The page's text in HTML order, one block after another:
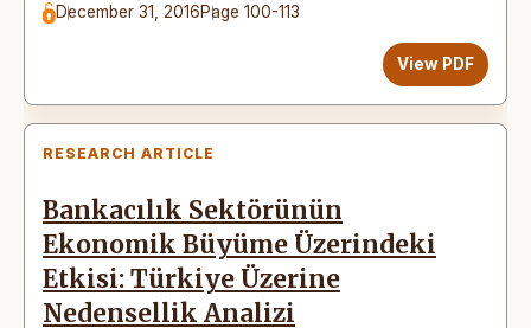
December 31, 2016Page 100-113
View PDF
RESEARCH ARTICLE
Bankacılık Sektörünün
Ekonomik Büyüme Üzerindeki
Etkisi: Türkiye Üzerine
Nedensellik Analizi